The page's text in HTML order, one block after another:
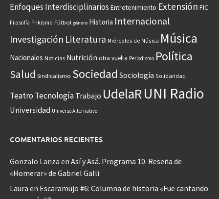
Enfoques Interdisciplinarios Entretenimiento Extensión FIC
Filosofía Frikismo Fútbol género Historia Internacional
Investigación Literatura Miércoles de Música Música
Nacionales Noticias Nutrición otra vuelta Periodismo Política
Salud Sindicalismo Sociedad Sociología Solidaridad
Teatro Tecnología Trabajo UdelaRUNI Radio
Universidad Universo Alternativo
COMENTARIOS RECIENTES
Gonzalo Lanza en Así y Asá. Programa 10. Reseña de
«Homerar» de Gabriel Galli
Laura en Escaramujo #6: Columna de historia «Fue cantando